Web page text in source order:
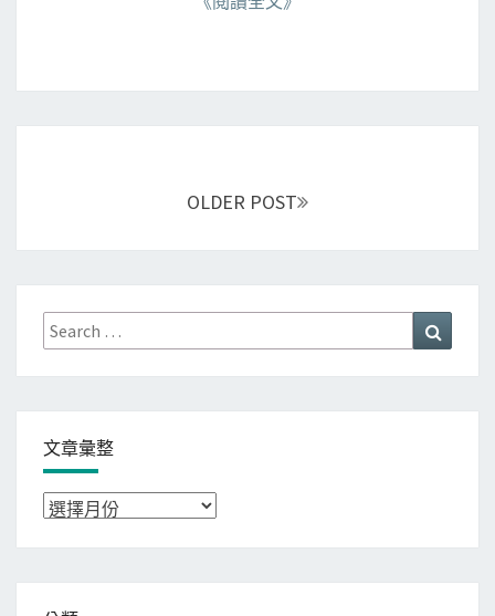
OLDER POST
Search
for:
文章彙整
文
彙